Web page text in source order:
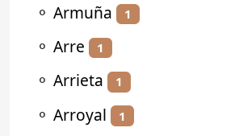
⚬ Armuña 1
⚬ Arre 1
⚬ Arrieta 1
⚬ Arroyal 1